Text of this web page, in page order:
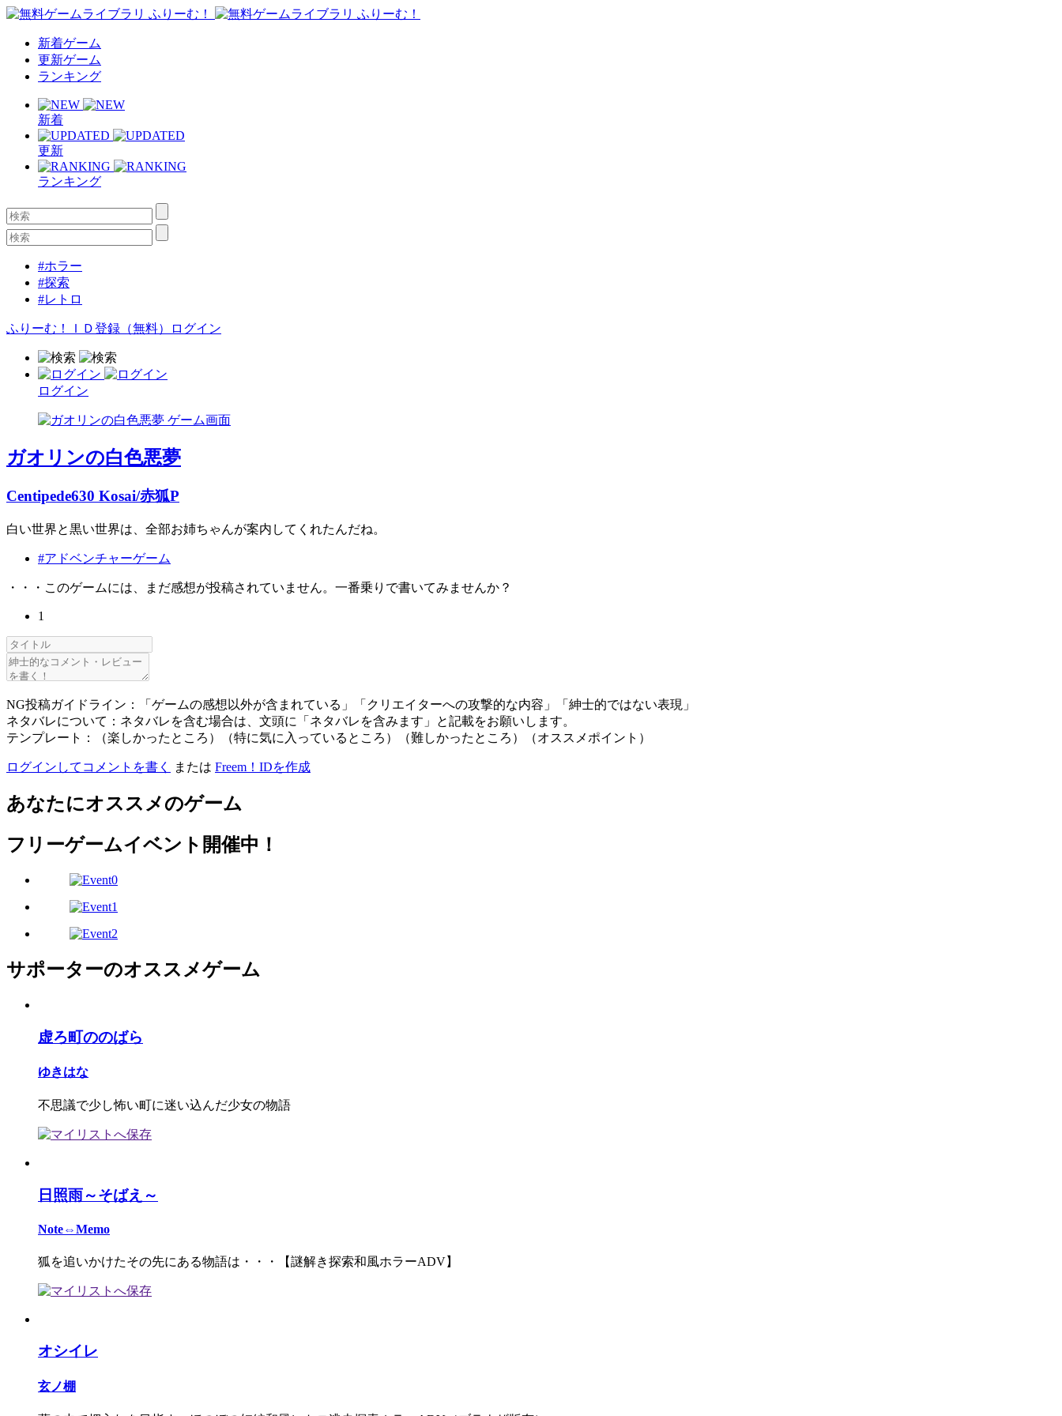
新着ゲーム
更新ゲーム
ランキング
新着
更新
ランキング
#ホラー
#探索
#レトロ
ふりーむ！ＩＤ登録（無料） ログイン
ログイン
ガオリンの白色悪夢
Centipede630 Kosai/赤狐P
白い世界と黒い世界は、全部お姉ちゃんが案内してくれたんだね。
#アドベンチャーゲーム
・・・このゲームには、まだ感想が投稿されていません。一番乗りで書いてみませんか？
1
NG投稿ガイドライン：「ゲームの感想以外が含まれている」「クリエイターへの攻撃的な内容」「紳士的ではない表現」
ネタバレについて：ネタバレを含む場合は、文頭に「ネタバレを含みます」と記載をお願いします。
テンプレート：（楽しかったところ）（特に気に入っているところ）（難しかったところ）（オススメポイント）
ログインしてコメントを書く または Freem！IDを作成
あなたにオススメのゲーム
フリーゲームイベント開催中！
サポーターのオススメゲーム
虚ろ町ののばら
ゆきはな
不思議で少し怖い町に迷い込んだ少女の物語
日照雨～そばえ～
Note⇔Memo
狐を追いかけたその先にある物語は・・・【謎解き探索和風ホラーADV】
オシイレ
玄ノ棚